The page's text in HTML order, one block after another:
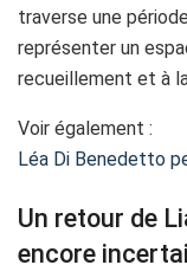
traverse une
représenter un
recueillement et à
Voir également :
Léa Di Benedetto
Un retour de
encore